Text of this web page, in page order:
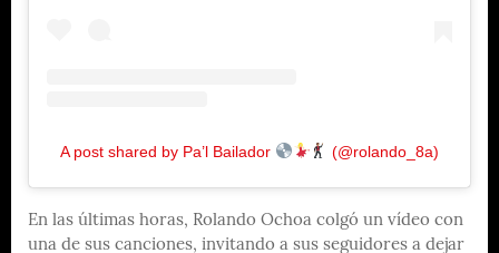
A post shared by Pa’l Bailador (@rolando_8a)
En las últimas horas, Rolando Ochoa colgó un vídeo con
una de sus canciones, invitando a sus seguidores a dejar